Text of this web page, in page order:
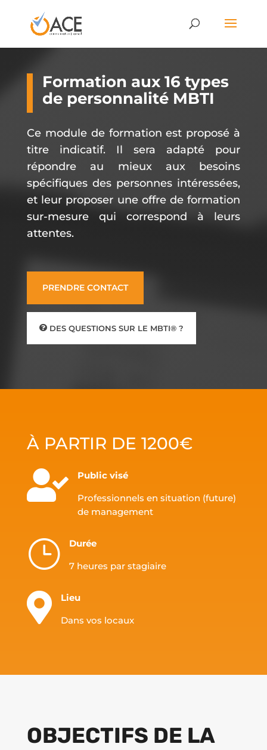
Formation aux 16 types
de personnalité MBTI
Ce module de formation est proposé à
titre indicatif. Il sera adapté pour
répondre au mieux aux besoins
spécifiques des personnes intéressées,
et leur proposer une offre de formation
sur-mesure qui correspond à leurs
attentes.
PRENDRE CONTACT
DES QUESTIONS SUR LE MBTI® ?
À PARTIR DE 1200€

Public visé
Professionnels en situation (future)
de management
}
Durée
7 heures par stagiaire

Lieu
Dans vos locaux
OBJECTIFS DE LA